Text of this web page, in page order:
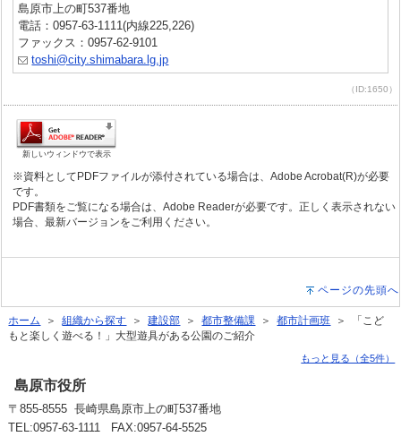
島原市上の町537番地
電話：0957-63-1111(内線225,226)
ファックス：0957-62-9101
toshi@city.shimabara.lg.jp
（ID:1650）
新しいウィンドウで表示
※資料としてPDFファイルが添付されている場合は、Adobe Acrobat(R)が必要
です。
PDF書類をご覧になる場合は、Adobe Readerが必要です。正しく表示されない
場合、最新バージョンをご利用ください。
ページの先頭へ
ホーム ＞組織から探す ＞建設部 ＞都市整備課 ＞都市計画班 ＞ 「こど
もと楽しく遊べる！」大型遊具がある公園のご紹介
もっと見る（全5件）
島原市役所
〒855-8555 長崎県島原市上の町537番地
TEL:0957-63-1111 FAX:0957-64-5525